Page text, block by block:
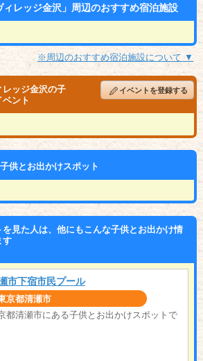
ィレッジ金沢」周辺のおすすめ宿泊施設
※周辺のおすすめ宿泊施設について ▼
レッジ金沢の子
ント
イベントを登録する
供とお出かけスポット
を見た人は、他にもこんな子供とお出かけ情
す
市下宿市民プール
京都清瀬市
都清瀬市にある子供とお出かけスポットで